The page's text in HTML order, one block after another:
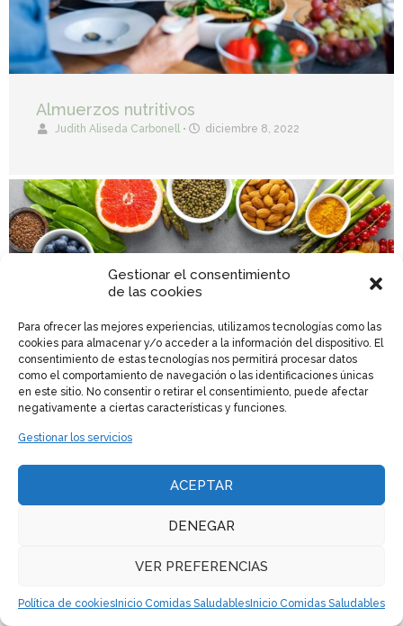
Gestionar el consentimiento
de las cookies
Para ofrecer las mejores experiencias, utilizamos tecnologías como las
cookies para almacenar y/o acceder a la información del dispositivo. El
consentimiento de estas tecnologías nos permitirá procesar datos
como el comportamiento de navegación o las identificaciones únicas
en este sitio. No consentir o retirar el consentimiento, puede afectar
negativamente a ciertas características y funciones.
Gestionar los servicios
ACEPTAR
DENEGAR
VER PREFERENCIAS
Política de cookies Inicio Comidas Saludables Inicio Comidas Saludables
Almuerzos nutritivos
Judith Aliseda Carbonell • diciembre 8, 2022
Los 10 mejores alimentos para
desinflamar el colon
Judith Aliseda Carbonell • diciembre 2, 2022